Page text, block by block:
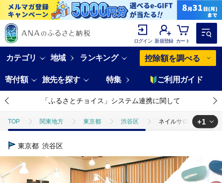
ログイン 新規登録 カート
カテゴリ 地域 ランキング 控除額を調べる
寄付額 旅先を探す 特集 ご利用ガイド
「ふるさとチョイス」システム連携に関して
TOP 関東地方 東京都 渋谷区 ネイルサロン MARIE
TOP
+1
東京都 渋谷区